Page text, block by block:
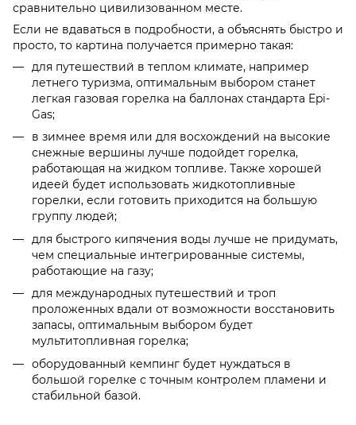
сравнительно цивилизованном месте.
Если не вдаваться в подробности, а объяснять быстро и
просто, то картина получается примерно такая:
для путешествий в теплом климате, например
летнего туризма, оптимальным выбором станет
легкая газовая горелка на баллонах стандарта Epi-
Gas;
в зимнее время или для восхождений на высокие
снежные вершины лучше подойдет горелка,
работающая на жидком топливе. Также хорошей
идеей будет использовать жидкотопливные
горелки, если готовить приходится на большую
группу людей;
для быстрого кипячения воды лучше не придумать,
чем специальные интегрированные системы,
работающие на газу;
для международных путешествий и троп
проложенных вдали от возможности восстановить
запасы, оптимальным выбором будет
мультитопливная горелка;
оборудованный кемпинг будет нуждаться в
большой горелке с точным контролем пламени и
стабильной базой.